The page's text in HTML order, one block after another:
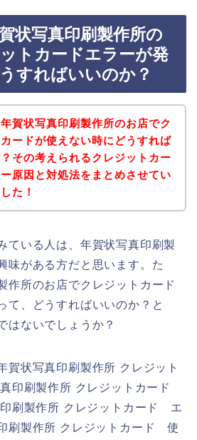
状写真印刷製作所の
トカードエラーが発
すればいいのか？
賀状写真印刷製作所のお店でク
ードが使えない時にどうすれば
その考えられるクレジットカー
ー原因と対処法をまとめさせてい
た！
ている人は、年賀状写真印刷製
味がある方だと思います。た
作所のお店でクレジットカード
て、どうすればいいのか？と
はないでしょうか？
賀状写真印刷製作所 クレジット
印刷製作所 クレジットカード
刷製作所 クレジットカード エ
刷製作所 クレジットカード 使